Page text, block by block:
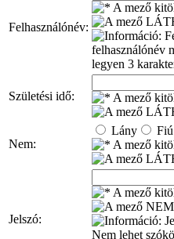
Felhasználónév:
Születési idő:
Nem:
Lány Fiú
Jelszó: